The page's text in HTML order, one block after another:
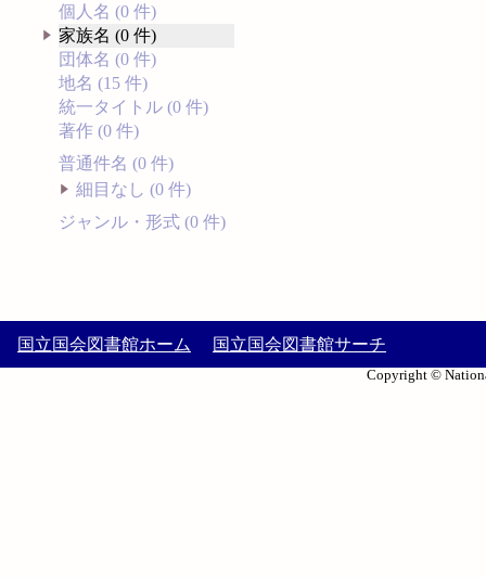
個人名 (0 件)
家族名 (0 件)
団体名 (0 件)
地名 (15 件)
統一タイトル (0 件)
著作 (0 件)
普通件名 (0 件)
細目なし (0 件)
ジャンル・形式 (0 件)
国立国会図書館ホーム 国立国会図書館サーチ
Copyright ©